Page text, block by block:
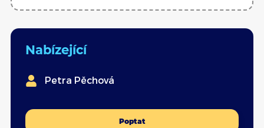
Nabízející
Petra Pěchová
Poptat